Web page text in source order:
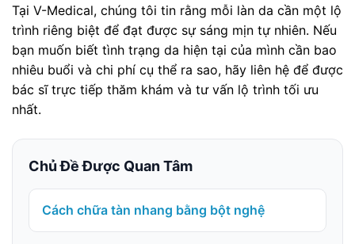
Tại V-Medical, chúng tôi tin rằng mỗi làn da cần một lộ
trình riêng biệt để đạt được sự sáng mịn tự nhiên. Nếu
bạn muốn biết tình trạng da hiện tại của mình cần bao
nhiêu buổi và chi phí cụ thể ra sao, hãy liên hệ để được
bác sĩ trực tiếp thăm khám và tư vấn lộ trình tối ưu
nhất.
Chủ Đề Được Quan Tâm
Cách chữa tàn nhang bằng bột nghệ